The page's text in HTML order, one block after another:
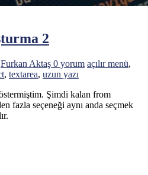
2
Furkan Aktaş 0 yorum açılır menü,
, textarea, uzun yazı
Şimdi kalan from
fazla seçeneği aynı anda seçmek